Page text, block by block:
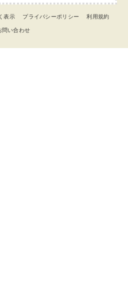
表示 プライバシーポリシー 利用規約
問い合わせ